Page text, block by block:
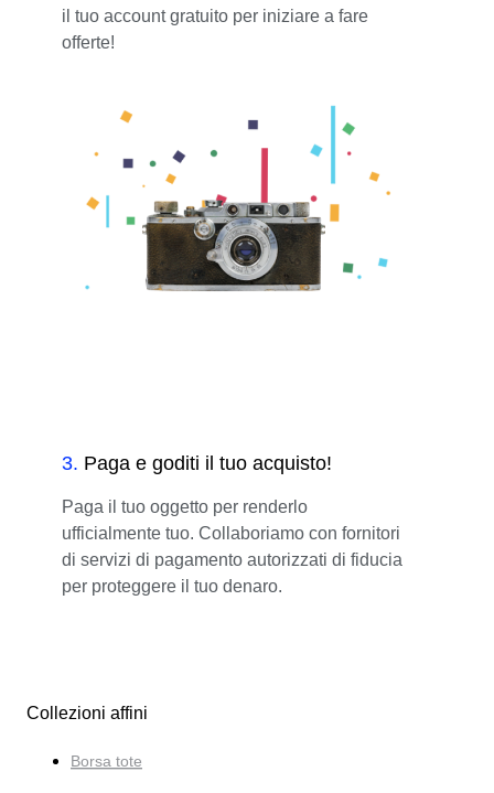
il tuo account gratuito per iniziare a fare
offerte!
3. Paga e goditi il tuo acquisto!
Paga il tuo oggetto per renderlo
ufficialmente tuo. Collaboriamo con fornitori
di servizi di pagamento autorizzati di fiducia
per proteggere il tuo denaro.
Collezioni affini
Borsa tote